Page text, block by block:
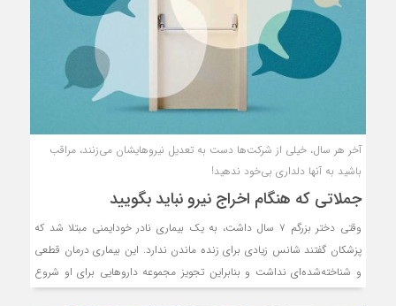
آخر هر سال، خیلی از شرکت‌ها دست به تعدیل نیروهایشان می‏‏‏‌زنند، مراقب
باشید به آنها دلداری بی‌خود ندهید!
جملاتی که هنگام اخراج نیرو نباید بگویید
وقتی دختر بزرگم ۷ سال داشت، به یک بیماری نادر خودایمنی مبتلا شد که
پزشکان گفتند شانس زیادی برای زنده ماندن ندارد. این بیماری درمان قطعی
و شناخته‏‏‏‌شده‏‏‏‌ای نداشت و بنابراین تجویز مجموعه داروهایی برای او شروع
شد تا شاید روشی برای زنده نگه داشتنش پیدا کنند. این یعنی به طور مکرر